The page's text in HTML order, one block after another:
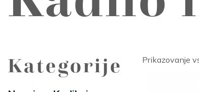
Kategorije Prikazovanje